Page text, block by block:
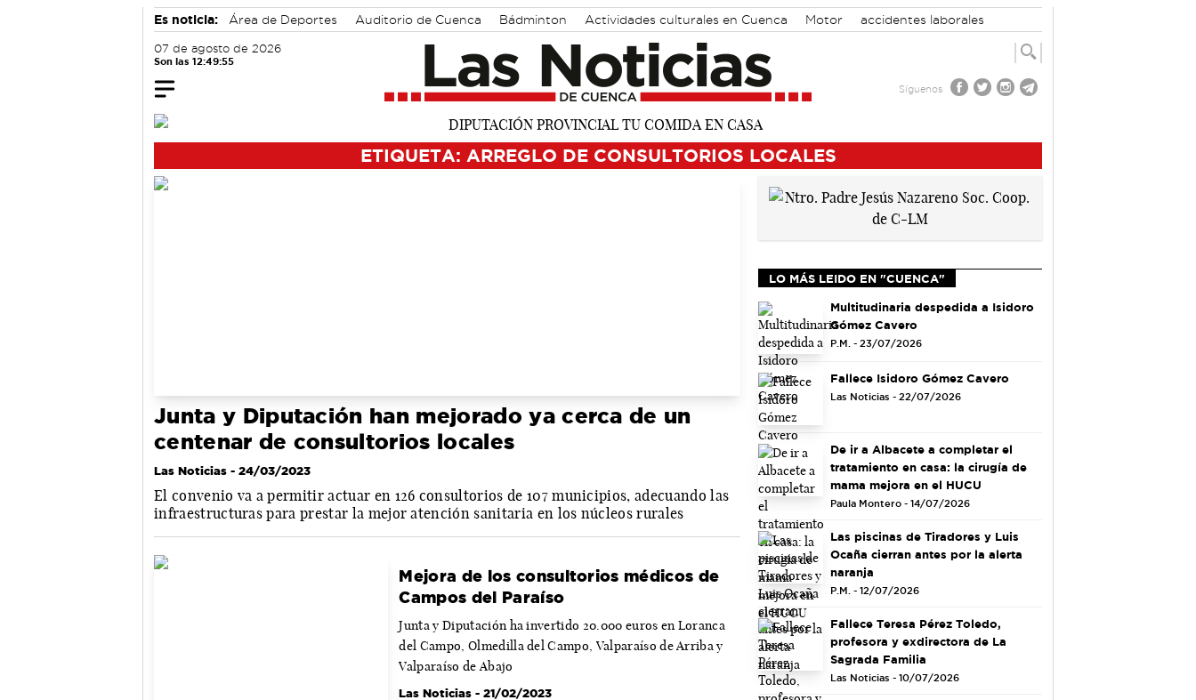
Es noticia: Área de Deportes Auditorio de Cuenca Bádminton Actividades culturales en Cuenca Motor
accidentes laborales
07 de agosto de 2026
Son las 12:49:55
Síguenos
ETIQUETA: ARREGLO DE CONSULTORIOS LOCALES
Junta y Diputación han mejorado ya cerca de un
centenar de consultorios locales
Las Noticias - 24/03/2023
El convenio va a permitir actuar en 126 consultorios de 107 municipios, adecuando las
infraestructuras para prestar la mejor atención sanitaria en los núcleos rurales
Mejora de los consultorios médicos de
Campos del Paraíso
Junta y Diputación ha invertido 20.000 euros en Loranca
del Campo, Olmedilla del Campo, Valparaíso de Arriba y
Valparaíso de Abajo
Las Noticias - 21/02/2023
LO MÁS LEIDO EN "CUENCA"
Multitudinaria despedida a Isidoro
Gómez Cavero
P.M. - 23/07/2026
Fallece Isidoro Gómez Cavero
Las Noticias - 22/07/2026
De ir a Albacete a completar el
tratamiento en casa: la cirugía de
mama mejora en el HUCU
Paula Montero - 14/07/2026
Las piscinas de Tiradores y Luis
Ocaña cierran antes por la alerta
naranja
P.M. - 12/07/2026
Fallece Teresa Pérez Toledo,
profesora y exdirectora de La
Sagrada Familia
Las Noticias - 10/07/2026